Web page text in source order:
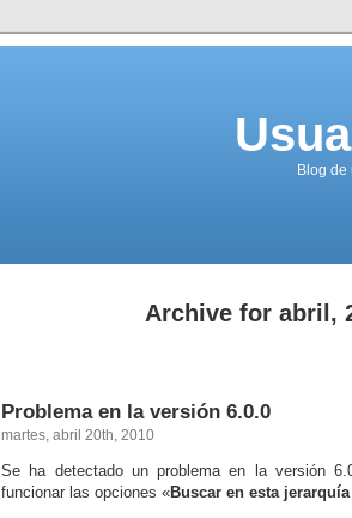
Blog de
Archive for abril,
Problema en la versión 6.0.0
martes, abril 20th, 2010
Se ha detectado un problema en la versión
funcionar las opciones «Buscar en esta